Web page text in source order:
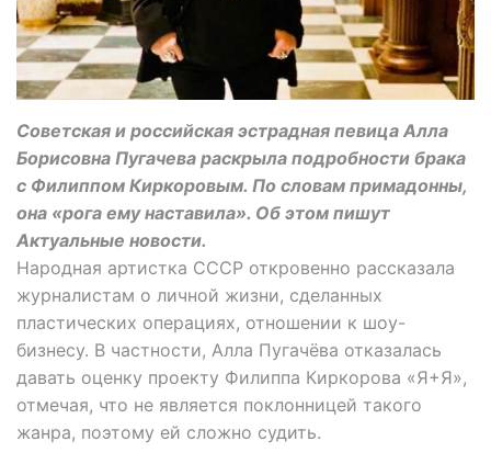
Советская и российская эстрадная певица Алла
Борисовна Пугачева раскрыла подробности брака
с Филиппом Киркоровым. По словам примадонны,
она «рога ему наставила». Об этом пишут
Актуальные новости.
Народная артистка СССР откровенно рассказала
журналистам о личной жизни, сделанных
пластических операциях, отношении к шоу-
бизнесу. В частности, Алла Пугачёва отказалась
давать оценку проекту Филиппа Киркорова «Я+Я»,
отмечая, что не является поклонницей такого
жанра, поэтому ей сложно судить.